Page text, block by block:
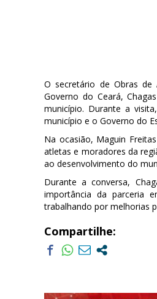
O secretário de Obras de
Governo do Ceará,
município. Durante a
município e o Governo do
Na ocasião, Maguin
atletas e moradores da
ao desenvolvimento do
Durante a conversa,
importância da parceria
trabalhando por melhorias
Compartilhe: